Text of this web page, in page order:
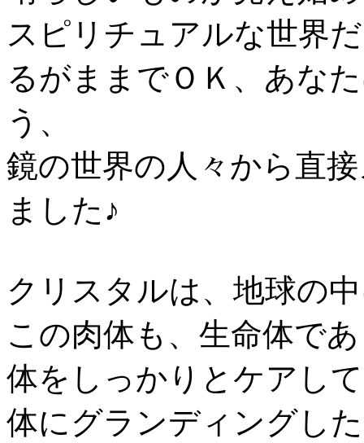
スピリチュアルな世界
るがままでＯＫ、あな
う、
鏡の世界の人々から直
ました♪
クリスタルは、地球の
この肉体も、生命体で
体をしっかりとケアし
体にグランディングし